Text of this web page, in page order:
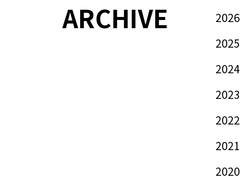
ARCHIVE
2026
2025
2024
2023
2022
2021
2020